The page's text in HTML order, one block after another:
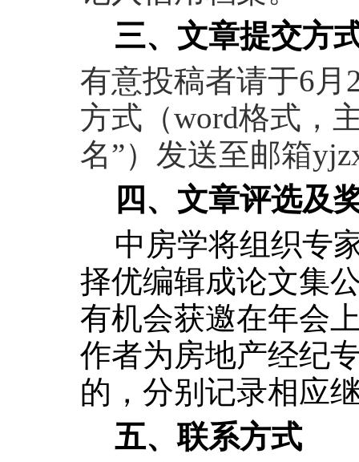
三、文章提交方
有意投稿者请于6月
方式（word格式，
名”）发送至邮箱
四、文章评选及
中房学将组织专
择优编辑成论文集
有机会获邀在年会
作者为房地产经纪
的，分别记录相应
五、联系方式